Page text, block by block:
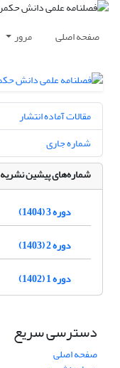
صفحه اصلی مرور
مقالات آماده انتشار
شماره جاری
شماره‌های پیشین نشریه
دوره 3 (1404)
دوره 2 (1403)
دوره 1 (1402)
دسترسی سریع
صفحه اصلی